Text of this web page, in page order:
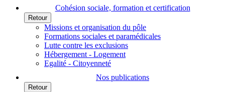
Cohésion sociale, formation et certification
Retour
Missions et organisation du pôle
Formations sociales et paramédicales
Lutte contre les exclusions
Hébergement - Logement
Egalité - Citoyenneté
Nos publications
Retour